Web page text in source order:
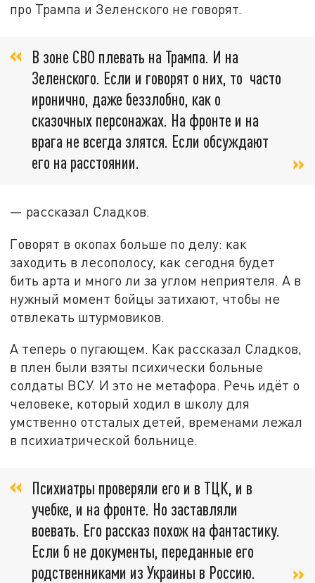
про Трампа и Зеленского не говорят.
В зоне СВО плевать на Трампа. И на
Зеленского. Если и говорят о них, то часто
иронично, даже беззлобно, как о
сказочных персонажах. На фронте и на
врага не всегда злятся. Если обсуждают
его на расстоянии.
— рассказал Сладков.
Говорят в окопах больше по делу: как
заходить в лесополосу, как сегодня будет
бить арта и много ли за углом неприятеля. А в
нужный момент бойцы затихают, чтобы не
отвлекать штурмовиков.
А теперь о пугающем. Как рассказал Сладков,
в плен были взяты психически больные
солдаты ВСУ. И это не метафора. Речь идёт о
человеке, который ходил в школу для
умственно отсталых детей, временами лежал
в психиатрической больнице.
Психиатры проверяли его и в ТЦК, и в
учебке, и на фронте. Но заставляли
воевать. Его рассказ похож на фантастику.
Если б не документы, переданные его
родственниками из Украины в Россию.